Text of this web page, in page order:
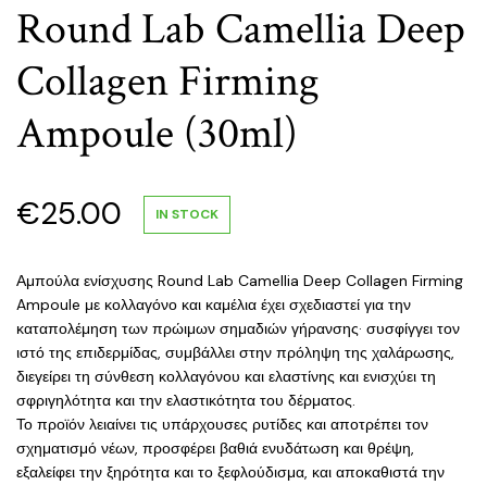
Round Lab Camellia Deep
Collagen Firming
Ampoule (30ml)
€25.00 IN STOCK
Αμπούλα ενίσχυσης Round Lab Camellia Deep Collagen Firming
Ampoule με κολλαγόνο και καμέλια έχει σχεδιαστεί για την
καταπολέμηση των πρώιμων σημαδιών γήρανσης· συσφίγγει τον
ιστό της επιδερμίδας, συμβάλλει στην πρόληψη της χαλάρωσης,
διεγείρει τη σύνθεση κολλαγόνου και ελαστίνης και ενισχύει τη
σφριγηλότητα και την ελαστικότητα του δέρματος.
Το προϊόν λειαίνει τις υπάρχουσες ρυτίδες και αποτρέπει τον
σχηματισμό νέων, προσφέρει βαθιά ενυδάτωση και θρέψη,
εξαλείφει την ξηρότητα και το ξεφλούδισμα, και αποκαθιστά την